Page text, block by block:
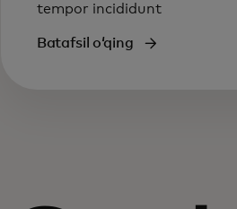
tempor incididunt
Batafsil oʻqing